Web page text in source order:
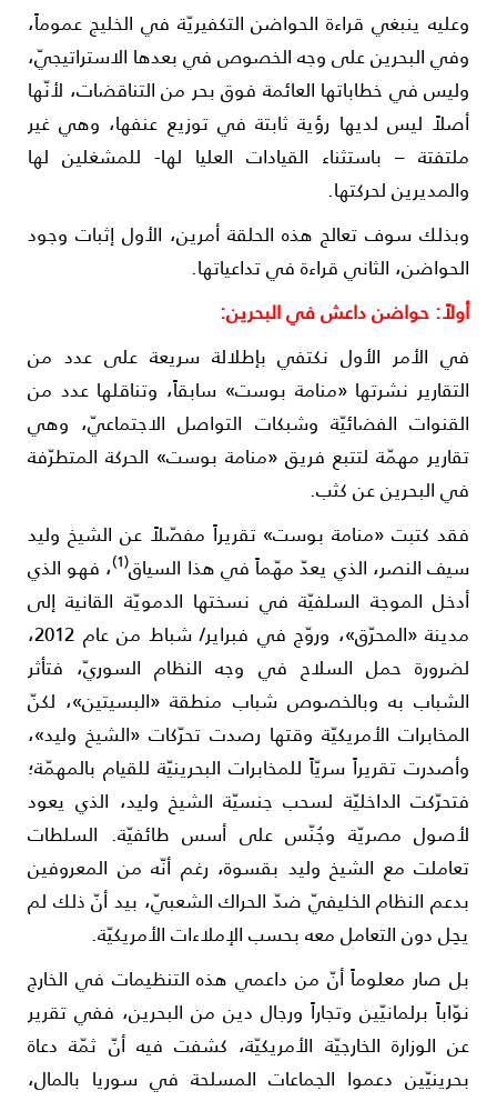
ينبغي قراءة الحواضن التكفيريّة في الخليج عموماً،
البحرين على وجه الخصوص في بعدها الاستراتيجيّ،
في خطاباتها العائمة فوق بحر من التناقضات، لأنّها
ليس لديها رؤية ثابتة في توزيع عنفها، وهي غير
– باستثناء القيادات العليا لها- للمشغلين لها
لحركتها.
سوف تعالج هذه الحلقة أمرين، الأول إثبات وجود
الثاني قراءة في تداعياتها.
حواضن داعش في البحرين:
الأمر الأول نكتفي بإطلالة سريعة على عدد من
نشرتها «منامة بوست» سابقاً، وتناقلها عدد من
الفضائيّة وشبكات التواصل الاجتماعيّ، وهي
مهمّة لتتبع فريق «منامة بوست» الحركة المتطرّفة
البحرين عن كثب.
كتبت «منامة بوست» تقريراً مفصّلاً عن الشيخ وليد
النصر، الذي يعدّ مهّماً في هذا السياق ، فهو الذي
الموجة السلفيّة في نسختها الدمويّة القانية إلى
مدينة «المحرّق»، وروّج في فبراير/ شباط من عام 2012،
حمل السلاح في وجه النظام السوريّ، فتأثر
به وبالخصوص شباب منطقة «البسيتين»، لكنّ
الأمريكيّة وقتها رصدت تحرّكات «الشيخ وليد»،
تقريراً سريّاً للمخابرات البحرينيّة للقيام بالمهمّة؛
الداخليّة لسحب جنسيّة الشيخ وليد، الذي يعود
مصريّة وجُنّس على أسس طائفيّة. السلطات
مع الشيخ وليد بقسوة، رغم أنّه من المعروفين
النظام الخليفيّ ضدّ الحراك الشعبيّ، بيد أنّ ذلك لم
دون التعامل معه بحسب الإملاءات الأمريكيّة.
صار معلوماً أنّ من داعمي هذه التنظيمات في الخارج
برلمانيّين وتجاراً ورجال دين من البحرين، ففي تقرير
الوزارة الخارجيّة الأمريكيّة، كشفت فيه أنّ ثمّة دعاة
دعموا الجماعات المسلحة في سوريا بالمال،